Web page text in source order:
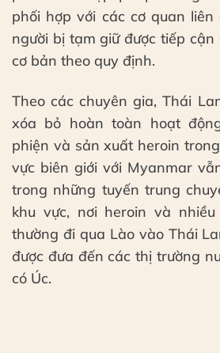
phối hợp với các cơ quan
người bị tạm giữ được tiếp
cơ bản theo quy định.
Theo các chuyên gia, Thái
xóa bỏ hoàn toàn hoạt
phiện và sản xuất heroin
vực biên giới với Myanmar
trong những tuyến trung
khu vực, nơi heroin và
thường đi qua Lào vào Thái
được đưa đến các thị trường
có Úc.